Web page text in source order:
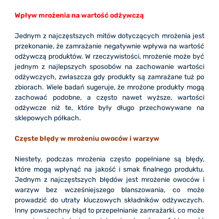
Wpływ mrożenia na wartość odżywczą
Jednym z najczęstszych mitów dotyczących mrożenia jest
przekonanie, że zamrażanie negatywnie wpływa na wartość
odżywczą produktów. W rzeczywistości, mrożenie może być
jednym z najlepszych sposobów na zachowanie wartości
odżywczych, zwłaszcza gdy produkty są zamrażane tuż po
zbiorach. Wiele badań sugeruje, że mrożone produkty mogą
zachować podobne, a często nawet wyższe, wartości
odżywcze niż te, które były długo przechowywane na
sklepowych półkach.
Częste błędy w mrożeniu owoców i warzyw
Niestety, podczas mrożenia często popełniane są błędy,
które mogą wpłynąć na jakość i smak finalnego produktu.
Jednym z najczęstszych błędów jest mrożenie owoców i
warzyw bez wcześniejszego blanszowania, co może
prowadzić do utraty kluczowych składników odżywczych.
Inny powszechny błąd to przepełnianie zamrażarki, co może